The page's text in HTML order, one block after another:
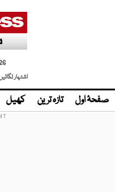
اشتہار
صفحۂ اول تازہ ترین کھیل